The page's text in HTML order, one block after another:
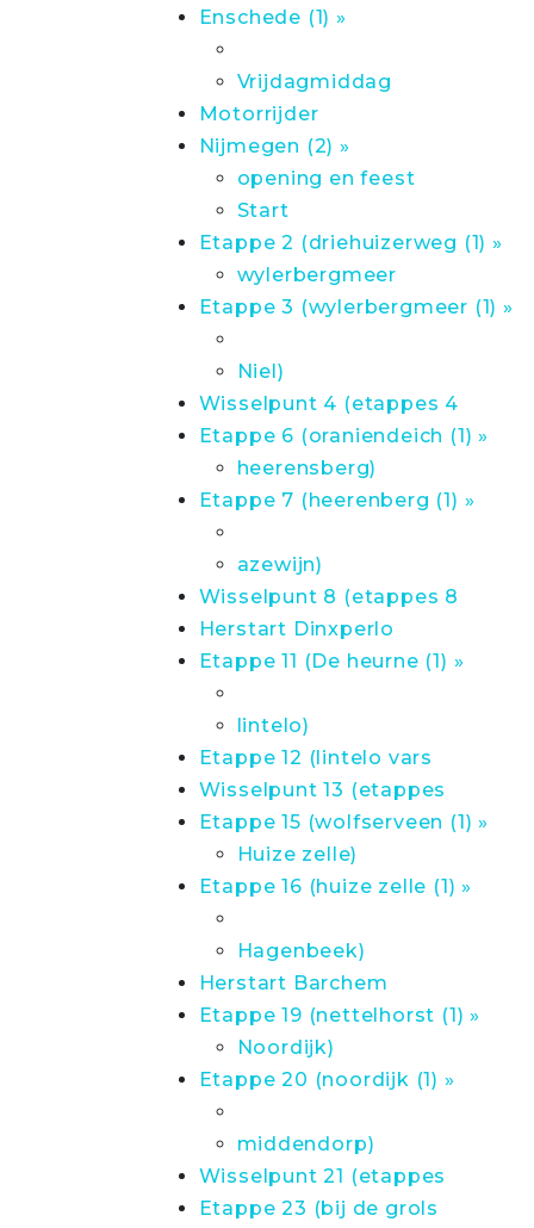
Enschede (1) »
Vrijdagmiddag
Motorrijder
Nijmegen (2) »
opening en feest
Start
Etappe 2 (driehuizerweg (1) »
wylerbergmeer
Etappe 3 (wylerbergmeer (1) »
Niel)
Wisselpunt 4 (etappes 4
Etappe 6 (oraniendeich (1) »
heerensberg)
Etappe 7 (heerenberg (1) »
azewijn)
Wisselpunt 8 (etappes 8
Herstart Dinxperlo
Etappe 11 (De heurne (1) »
lintelo)
Etappe 12 (lintelo vars
Wisselpunt 13 (etappes
Etappe 15 (wolfserveen (1) »
Huize zelle)
Etappe 16 (huize zelle (1) »
Hagenbeek)
Herstart Barchem
Etappe 19 (nettelhorst (1) »
Noordijk)
Etappe 20 (noordijk (1) »
middendorp)
Wisselpunt 21 (etappes
Etappe 23 (bij de grols